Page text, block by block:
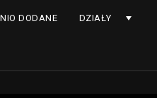
DODANE DZIAŁY